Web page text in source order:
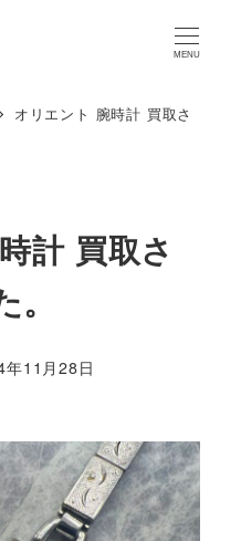
MENU
オリエント 腕時計 買取さ
計 買取さ
年11月28日